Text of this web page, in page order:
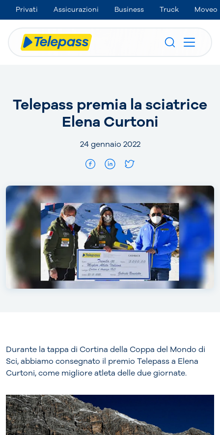
Privati Assicurazioni Business Truck Moveo
Telepass premia la sciatrice
Elena Curtoni
24 gennaio 2022
Durante la tappa di Cortina della Coppa del Mondo di
Sci, abbiamo consegnato il premio Telepass a Elena
Curtoni, come migliore atleta delle due giornate.